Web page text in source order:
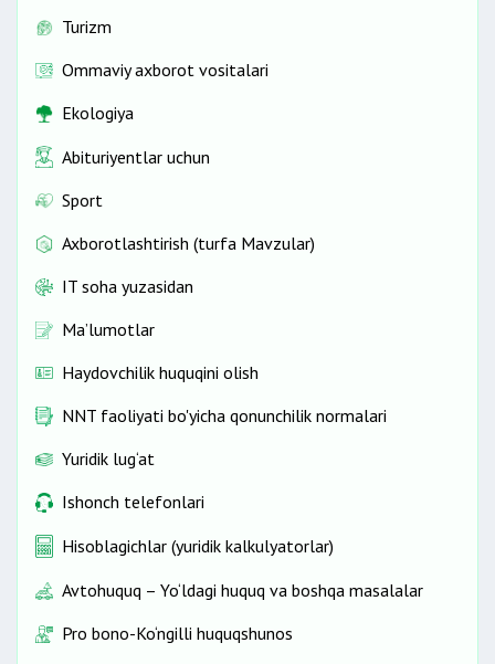
Turizm
Ommaviy axborot vositalari
Ekologiya
Abituriyentlar uchun
Sport
Axborotlashtirish (turfa Mavzular)
IT soha yuzasidan
Ma’lumotlar
Haydovchilik huquqini olish
NNT faoliyati bo'yicha qonunchilik normalari
Yuridik lug‘at
Ishonch telefonlari
Hisoblagichlar (yuridik kalkulyatorlar)
Avtohuquq – Yo‘ldagi huquq va boshqa masalalar
Pro bono-Ko‘ngilli huquqshunos